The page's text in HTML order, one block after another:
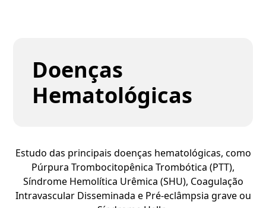
Doenças
Hematológicas
Estudo das principais doenças hematológicas, como
Púrpura Trombocitopênica Trombótica (PTT),
Síndrome Hemolítica Urêmica (SHU), Coagulação
Intravascular Disseminada e Pré-eclâmpsia grave ou